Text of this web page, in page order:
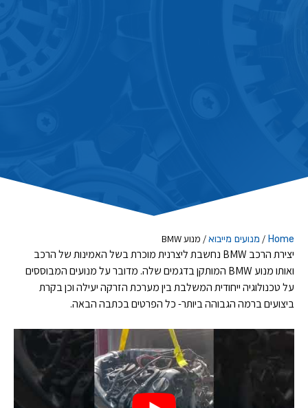
Home
/ מנועים מייבוא/ מנוע BMW
יצירת הרכב BMW נחשבת ליצרנית מוכרת בשל האמינות של הרכב
ואותו מנוע BMW המותקן בדגמים שלה. מדובר על מנועים המבוססים
על טכנולוגיה ייחודית המשלבת בין מערכת הזרקה יעילה וכן בקרת
ביצועים ברמה הגבוהה ביותר- כל הפרטים בכתבה הבאה.